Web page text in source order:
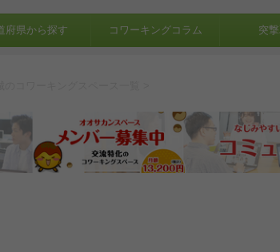
府県から探す コワーキングコラム 突撃